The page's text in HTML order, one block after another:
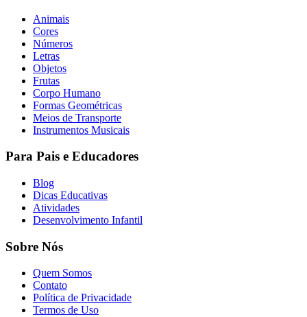
Animais
Cores
Números
Letras
Objetos
Frutas
Corpo Humano
Formas Geométricas
Meios de Transporte
Instrumentos Musicais
Para Pais e Educadores
Blog
Dicas Educativas
Atividades
Desenvolvimento Infantil
Sobre Nós
Quem Somos
Contato
Política de Privacidade
Termos de Uso